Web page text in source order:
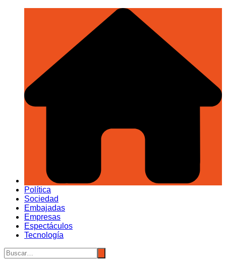
Política
Sociedad
Embajadas
Empresas
Espectáculos
Tecnología